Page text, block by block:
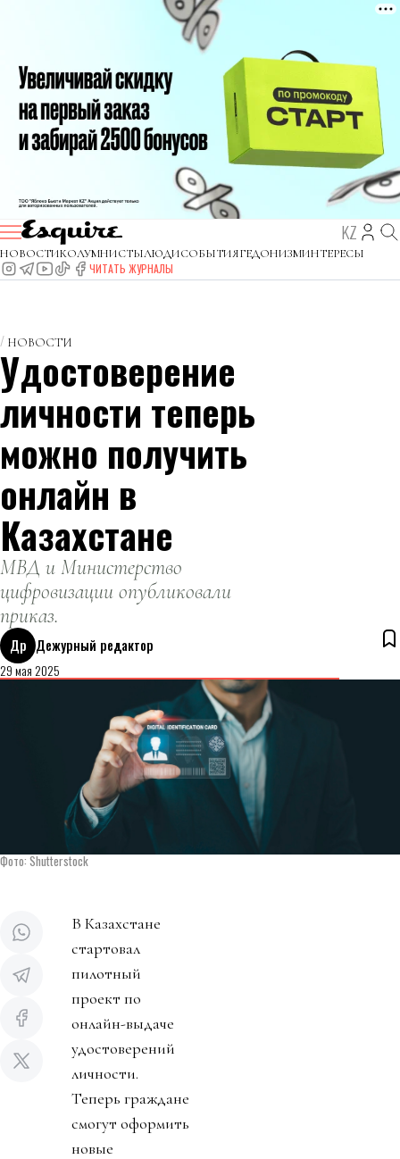
KZ
НОВОСТИКОЛУМНИСТЫЛЮДИСОБЫТИЯГЕДОНИЗМИНТЕРЕСЫ
ЧИТАТЬ ЖУРНАЛЫ
НОВОСТИ
Удостоверение
личности теперь
можно получить
онлайн в
Казахстане
МВД и Министерство
цифровизации опубликовали
приказ.
Др Дежурный редактор
29 мая 2025
Фото: Shutterstock
В Казахстане
стартовал
пилотный
проект по
онлайн-выдаче
удостоверений
личности.
Теперь граждане
смогут оформить
новые